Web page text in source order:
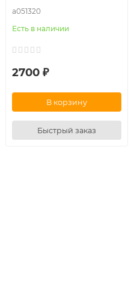
a051320
Есть в наличии
2700 ₽
В корзину
Быстрый заказ